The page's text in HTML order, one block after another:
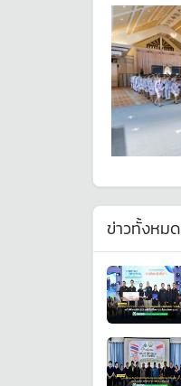
ข่าวทั้งหมด